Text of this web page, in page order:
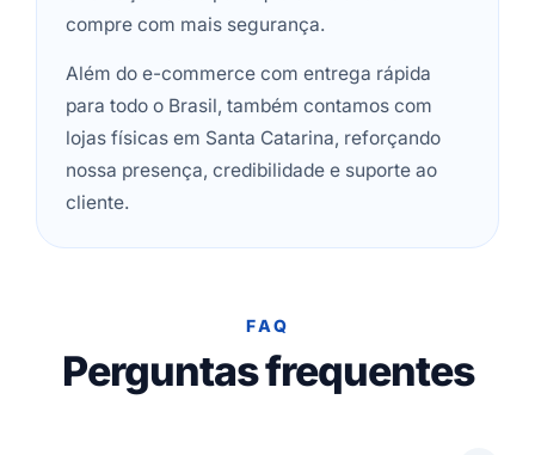
compre com mais segurança.
Além do e-commerce com entrega rápida
para todo o Brasil, também contamos com
lojas físicas em Santa Catarina, reforçando
nossa presença, credibilidade e suporte ao
cliente.
FAQ
Perguntas frequentes